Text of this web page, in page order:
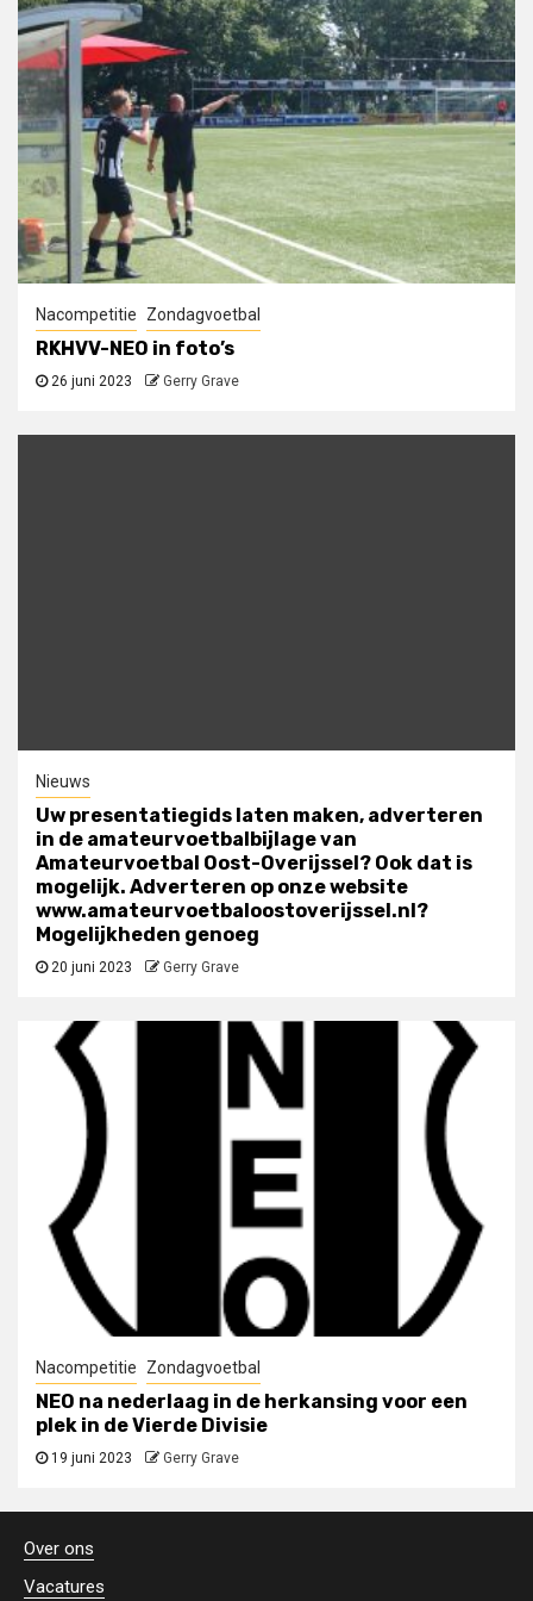
Nacompetitie Zondagvoetbal
RKHVV-NEO in foto’s
26 juni 2023 Gerry Grave
Nieuws
Uw presentatiegids laten maken, adverteren
in de amateurvoetbalbijlage van
Amateurvoetbal Oost-Overijssel? Ook dat is
mogelijk. Adverteren op onze website
www.amateurvoetbaloostoverijssel.nl?
Mogelijkheden genoeg
20 juni 2023 Gerry Grave
Nacompetitie Zondagvoetbal
NEO na nederlaag in de herkansing voor een
plek in de Vierde Divisie
19 juni 2023 Gerry Grave
Over ons
Vacatures